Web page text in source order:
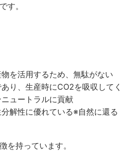
す。
を活用するため、無駄がない
り、生産時にCO2を吸収してく
ュートラルに貢献
解性に優れている※自然に還る
を持っています。